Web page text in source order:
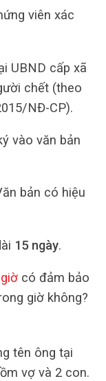
viên xác
UBND cấp xã
chết (theo
NĐ-CP).
vào văn bản
bản có hiệu
15 ngày.
có đảm bảo
giờ không?
tên ông tại
vợ và 2 con.